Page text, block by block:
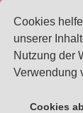
Cookies
unserer
Nutzung der
Verwendung
Cookies